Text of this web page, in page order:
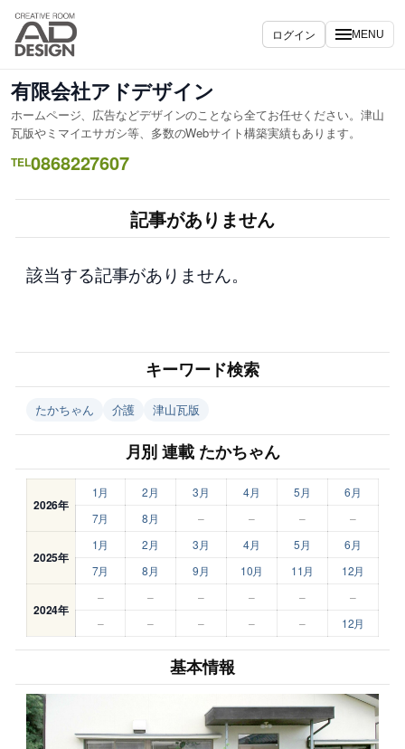
内
を
キ
ッ
プ
ログイン MENU
有限会社アドデザイン
ホームページ、広告などデザインのことなら全てお任せください。津山
瓦版やミマイエサガシ等、多数のWebサイト構築実績もあります。
TEL0868227607
記事がありません
該当する記事がありません。
キーワード検索
たかちゃん 介護 津山瓦版
月別 連載 たかちゃん
2026年
1月 2月 3月 4月 5月
6月
7月
8月 – – – –
2025年
1月 2月 3月 4月 5月
6月
7月
8月 9月 10月 11月 12月
2024年
– – – – –
–
–
– – – – 12月
基本情報